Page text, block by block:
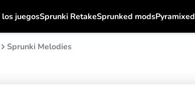
los juegosSprunki RetakeSprunked modsPyramixed
Sprunki Melodies